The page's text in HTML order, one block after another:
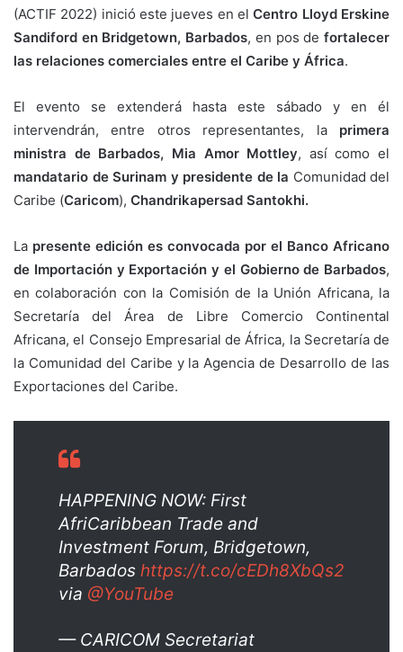
(ACTIF 2022) inició este jueves en elCentro Lloyd Erskine
Sandiford en Bridgetown, Barbados, en pos defortalecer
las relaciones comerciales entre el Caribe y África.
El evento se extenderá hasta este sábado y en él
intervendrán, entre otros representantes, la primera
ministra de Barbados, Mia Amor Mottley, así como el
mandatario de Surinam y presidente de la Comunidad del
Caribe (Caricom), Chandrikapersad Santokhi.
La presente edición es convocada por el Banco Africano
de Importación y Exportación y el Gobierno de Barbados,
en colaboración con la Comisión de la Unión Africana, la
Secretaría del Área de Libre Comercio Continental
Africana, el Consejo Empresarial de África, la Secretaría de
la Comunidad del Caribe y la Agencia de Desarrollo de las
Exportaciones del Caribe.
HAPPENING NOW: First
AfriCaribbean Trade and
Investment Forum, Bridgetown,
Barbados https://t.co/cEDh8XbQs2
via @YouTube
— CARICOM Secretariat